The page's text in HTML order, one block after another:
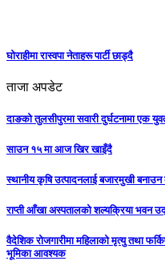
घोराहीमा रास्वपा नेताहरू पार्टी छाड्दै
ताजा अपडेट
दाङको तुलसीपुरमा सवारी दुर्घटनामा एक
साउन १५ मा आज खिर खाइँदै
स्थानीय कृषि उत्पादनलाई बजारमुखी
राप्ती आँखा अस्पतालको शल्यक्रिया भवन
वैदेशिक रोजगारीमा महिलाको मृत्यु तथा
भूमिका आवश्यक